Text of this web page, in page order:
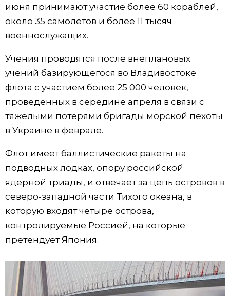
Блог
Политика
Экономика
Общество
Жизнь
Технологии
Токио
От редакции
Японский язык
Японский калейдоскоп
Семья
Еда и напитки
official SNS
июня принимают участие более 60 кораблей,
около 35 самолетов и более 11 тысяч
военнослужащих.
Учения проводятся после внеплановых
учений базирующегося во Владивостоке
флота с участием более 25 000 человек,
проведенных в середине апреля в связи с
тяжёлыми потерями бригады морской пехоты
в Украине в феврале.
Флот имеет баллистические ракеты на
подводных лодках, опору российской
ядерной триады, и отвечает за цепь островов в
северо-западной части Тихого океана, в
которую входят четыре острова,
контролируемые Россией, на которые
претендует Япония.